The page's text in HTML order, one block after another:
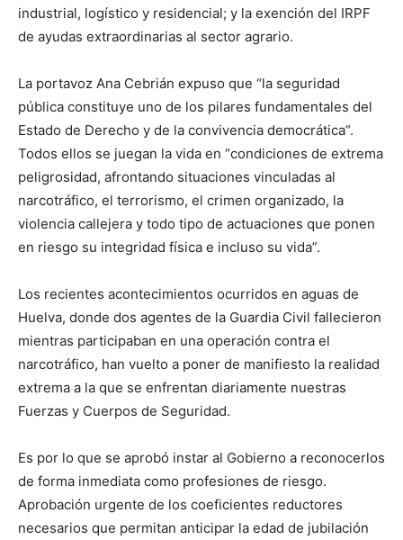
industrial, logístico y residencial; y la exención del IRPF
de ayudas extraordinarias al sector agrario.
La portavoz Ana Cebrián expuso que “la seguridad
pública constituye uno de los pilares fundamentales del
Estado de Derecho y de la convivencia democrática”.
Todos ellos se juegan la vida en “condiciones de extrema
peligrosidad, afrontando situaciones vinculadas al
narcotráfico, el terrorismo, el crimen organizado, la
violencia callejera y todo tipo de actuaciones que ponen
en riesgo su integridad física e incluso su vida”.
Los recientes acontecimientos ocurridos en aguas de
Huelva, donde dos agentes de la Guardia Civil fallecieron
mientras participaban en una operación contra el
narcotráfico, han vuelto a poner de manifiesto la realidad
extrema a la que se enfrentan diariamente nuestras
Fuerzas y Cuerpos de Seguridad.
Es por lo que se aprobó instar al Gobierno a reconocerlos
de forma inmediata como profesiones de riesgo.
Aprobación urgente de los coeficientes reductores
necesarios que permitan anticipar la edad de jubilación